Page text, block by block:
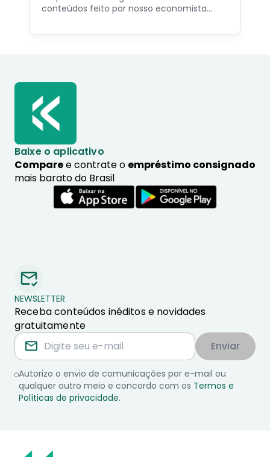
conteúdos feito por nosso economista
Baixe o aplicativo
Comparee contrate o empréstimo consignado
mais barato do Brasil
NEWSLETTER
Receba conteúdos inéditos e novidades
gratuitamente
Enviar
Autorizo o envio de comunicações por e-mail ou
qualquer outro meio e concordo com os Termos e
Políticas de privacidade.